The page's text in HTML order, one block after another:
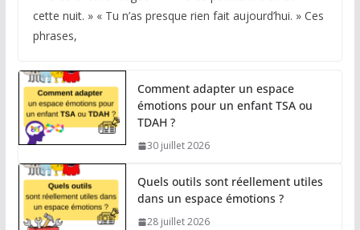
cette nuit. » « Tu n’as presque rien fait aujourd’hui. » Ces
phrases,
Comment adapter un espace
émotions pour un enfant TSA ou
TDAH ?
30 juillet 2026
Quels outils sont réellement utiles
dans un espace émotions ?
28 juillet 2026